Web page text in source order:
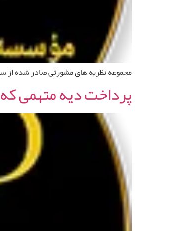
مجموعه نظریه های مشورتی صادر شده از سوی اداره
پرداخت دیه متهمی